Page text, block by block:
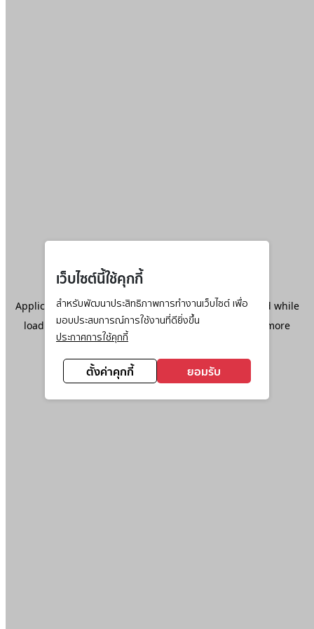
เว็บไซต์นี้ใช้คุกกี้
สำหรับพัฒนาประสิทธิภาพการทำงานเว็บไซต์ เพื่อ
มอบประสบการณ์การใช้งานที่ดียิ่งขึ้น
ประกาศการใช้คุกกี้
ตั้งค่าคุกกี้ ยอมรับ
Application error: aclient-side exception has occurred while
loadingwww.ktc.co.th(see the browser console
for more
information).